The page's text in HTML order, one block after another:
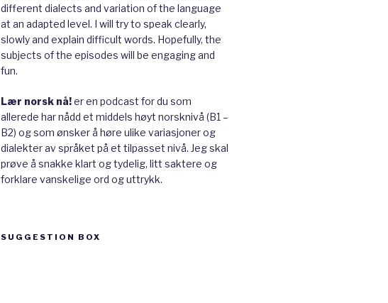
different dialects and variation of the language
at an adapted level. I will try to speak clearly,
slowly and explain difficult words. Hopefully, the
subjects of the episodes will be engaging and
fun.
Lær norsk nå!er en podcast for du som
allerede har nådd et middels høyt norsknivå (B1 –
B2) og som ønsker å høre ulike variasjoner og
dialekter av språket på et tilpasset nivå. Jeg skal
prøve å snakke klart og tydelig, litt saktere og
forklare vanskelige ord og uttrykk.
SUGGESTION BOX